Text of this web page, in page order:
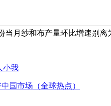
当月纱和布产量环比增速别
小我
国市场（全球热点）